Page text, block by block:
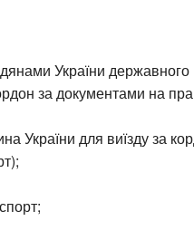
України державного
за документами на
України для виїзду за